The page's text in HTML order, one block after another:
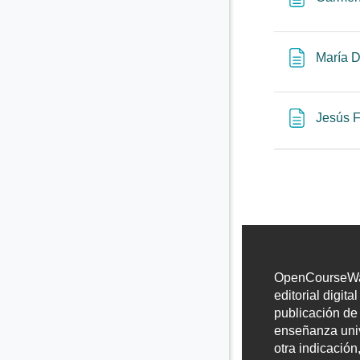
María
Jesús
editorial
publicación
enseñanza
otra